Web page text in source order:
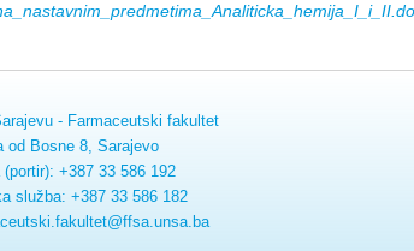
- Farmaceutski fakultet
od Bosne 8, Sarajevo
(portir): +387 33 586 192
služba: +387 33 586 182